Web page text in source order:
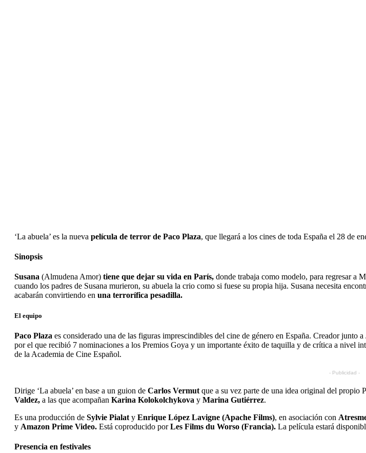
‘La abuela’ es la nueva película de terror de Paco Plaza, que llegará a los cines de toda España el 28 de
Sinopsis
Susana (Almudena Amor) tiene que dejar su vida en París, donde trabaja como modelo, para regresar a
cuando los padres de Susana murieron, su abuela la crio como si fuese su propia hija. Susana necesita
acabarán convirtiendo en una terrorífica pesadilla.
El equipo
Paco Plaza es considerado una de las figuras imprescindibles del cine de género en España. Creador junto a
por el que recibió 7 nominaciones a los Premios Goya y un importante éxito de taquilla y de crítica a nivel
de la Academia de Cine Español.
- Publicidad -
Dirige ‘La abuela’ en base a un guion de Carlos Vermut que a su vez parte de una idea original del propio
Valdez, a las que acompañan Karina Kolokolchykova y Marina Gutiérrez.
Es una producción de Sylvie Pialat y Enrique López Lavigne (Apache Films), en asociación con
y Amazon Prime Video. Está coproducido porLes Films du Worso (Francia). La película estará
Presencia en festivales